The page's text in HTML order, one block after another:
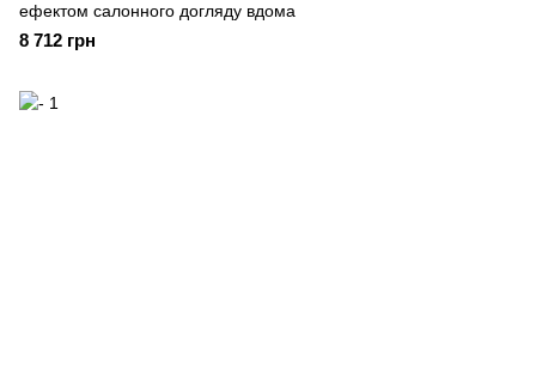
ефектом салонного догляду вдома
8 712 грн